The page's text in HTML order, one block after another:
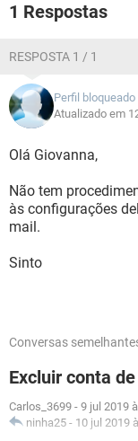
1 Respostas
RESPOSTA 1 / 1
Perfil bloqueado
Atualizado em
Olá Giovanna,
Não tem
às configurações
mail.
Sinto
Conversas
Excluir conta
Carlos_3699 - 9 jul 2019
ninha25 - 10 jul 2019